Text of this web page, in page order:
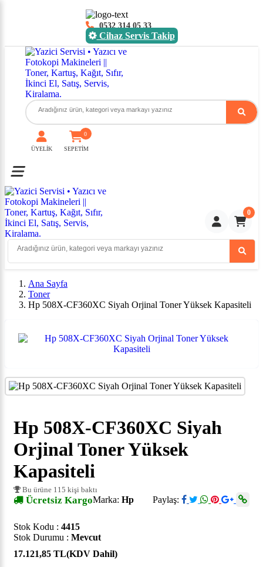
0532 314 05 33
Cihaz Servis Takip
ÜYELİK SEPETİM
0
Toggle mobile menu
0
Ana Sayfa
Toner
Hp 508X-CF360XC Siyah Orjinal Toner Yüksek Kapasiteli
Hp 508X-CF360XC Siyah
Orjinal Toner Yüksek
Kapasiteli
Bu ürüne 115 kişi baktı
Ücretsiz Kargo Paylaş:
Marka: Hp
Stok Kodu : 4415
Stok Durumu : Mevcut
17.121,85 TL(KDV Dahil)